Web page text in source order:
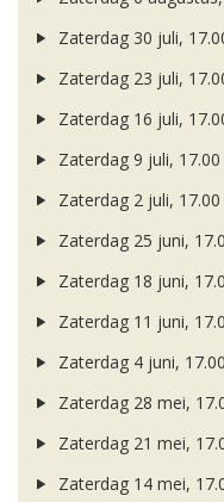
Zaterdag 30 juli,
Zaterdag 23 juli,
Zaterdag 16 juli,
Zaterdag 9 juli,
Zaterdag 2 juli,
Zaterdag 25 juni,
Zaterdag 18 juni,
Zaterdag 11 juni,
Zaterdag 4 juni,
Zaterdag 28 mei,
Zaterdag 21 mei,
Zaterdag 14 mei,